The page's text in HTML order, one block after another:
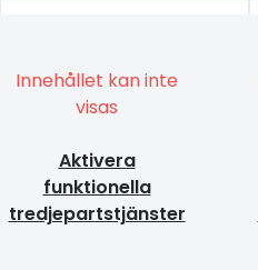
Innehållet kan inte
visas
Aktivera
funktionella
tredjepartstjänster